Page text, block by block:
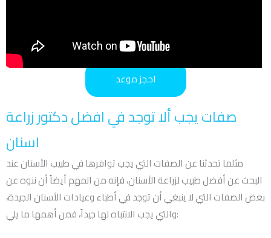
احجز موعد
صفات يجب ألا توجد في افضل دكتور زراعة
اسنان
مثلما تحدثنا عن الصفات التي يجب توافرها في طبيب الأسنان عند
البحث عن أفضل طبيب لزراعة الأسنان، فإنه من المهم أيضاً أن ننوه عن
بعض الصفات التي لا ينبغي أن توجد في أطباء وعيادات الأسنان الجيدة،
والتي يجب الانتباه لها جيداً، فمن أهمها ما يلي: